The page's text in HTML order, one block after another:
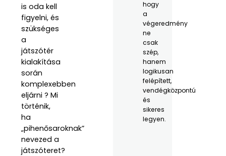
is oda kell
figyelni, és
szükséges
a
játszótér
kialakítása
során
komplexebben
eljárni ? Mi
történik,
ha
„pihenősaroknak”
nevezed a
játszóteret?
hogy
a
végeredmény
ne
csak
szép,
hanem
logikusan
felépített,
vendégközpontú
és
sikeres
legyen.